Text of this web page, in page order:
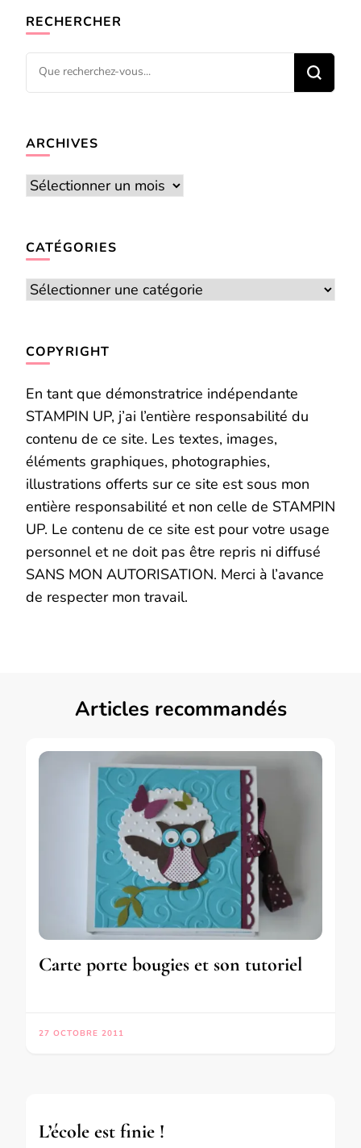
RECHERCHER
Vous
recherchiez
ARCHIVES
Archives
CATÉGORIES
Catégories
COPYRIGHT
En tant que démonstratrice indépendante
STAMPIN UP, j’ai l’entière responsabilité du
contenu de ce site. Les textes, images,
éléments graphiques, photographies,
illustrations offerts sur ce site est sous mon
entière responsabilité et non celle de STAMPIN
UP. Le contenu de ce site est pour votre usage
personnel et ne doit pas être repris ni diffusé
SANS MON AUTORISATION. Merci à l’avance
de respecter mon travail.
Articles recommandés
Carte porte bougies et son tutoriel
27 OCTOBRE 2011
L’école est finie !